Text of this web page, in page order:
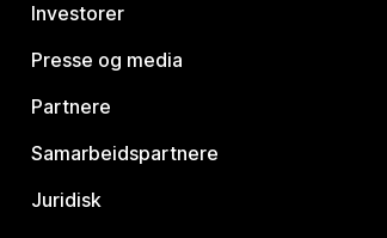
Investorer
Presse og media
Partnere
Samarbeidspartnere
Juridisk